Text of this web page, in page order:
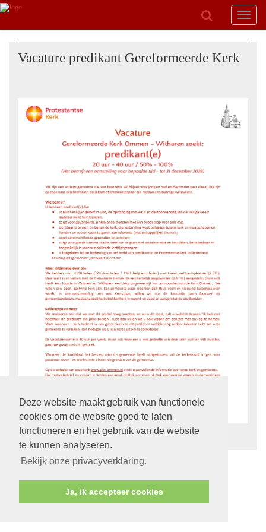
Deze website maakt gebruik van functionele
cookies om de website goed te laten
functioneren en het gebruik van de website
te kunnen analyseren.
Bekijk onze privacyverklaring.
Ja, ik accepteer cookies
Toggle
Vacature predikant Gereformeerde Kerk
terug